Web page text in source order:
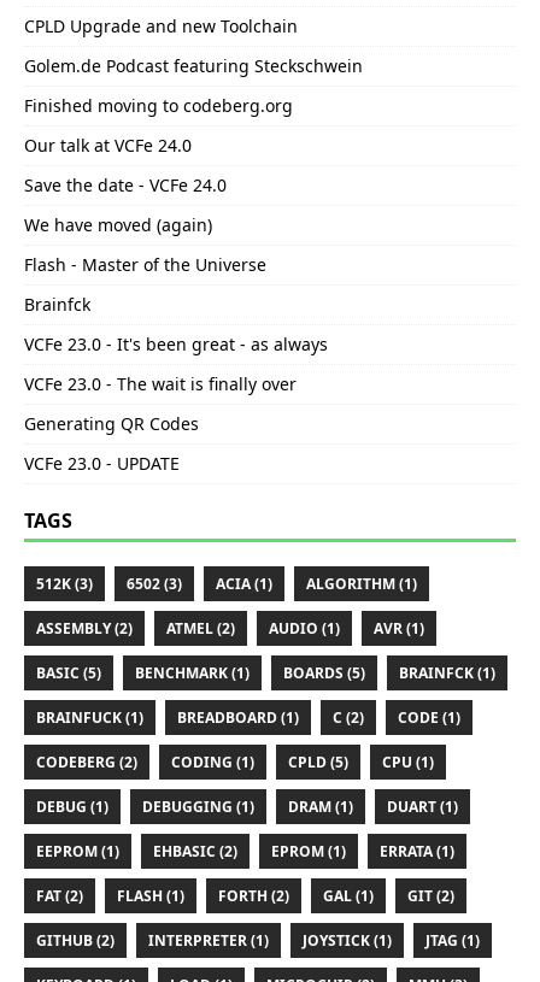
CPLD Upgrade and new Toolchain
Golem.de Podcast featuring Steckschwein
Finished moving to codeberg.org
Our talk at VCFe 24.0
Save the date - VCFe 24.0
We have moved (again)
Flash - Master of the Universe
Brainfck
VCFe 23.0 - It's been great - as always
VCFe 23.0 - The wait is finally over
Generating QR Codes
VCFe 23.0 - UPDATE
TAGS
512K (3) 6502 (3) ACIA (1) ALGORITHM (1)
ASSEMBLY (2) ATMEL (2) AUDIO (1) AVR (1)
BASIC (5) BENCHMARK (1) BOARDS (5) BRAINFCK (1)
BRAINFUCK (1) BREADBOARD (1) C (2) CODE (1)
CODEBERG (2) CODING (1) CPLD (5) CPU (1)
DEBUG (1) DEBUGGING (1) DRAM (1) DUART (1)
EEPROM (1) EHBASIC (2) EPROM (1) ERRATA (1)
FAT (2) FLASH (1) FORTH (2) GAL (1) GIT (2)
GITHUB (2) INTERPRETER (1) JOYSTICK (1) JTAG (1)